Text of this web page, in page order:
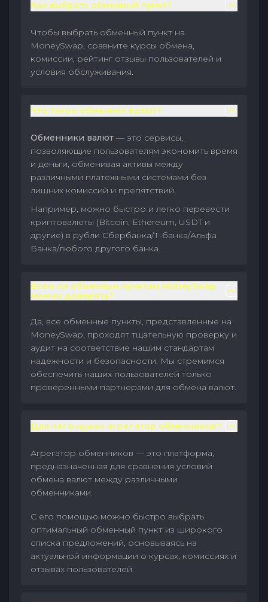
Как выбрать обменный пункт?
Чтобы выбрать обменный пункт на
MoneySwap, сравните курсы обмена,
комиссии, рейтинг отзывы пользователей и
условия обслуживания.
Что такое обменник валют?
Обменники валют — это сервисы,
позволяющие пользователям экономить время
и деньги, обменивая активы между
различными платежными системами без
лишних комиссий и препятствий.
Например, можно быстро и легко перевести
криптовалюты (Bitcoin, Ethereum, USDT и
другие) в рубли Сбербанка/Т-банка/Альфа
Банка/любого другого банка.
Всем ли обменным пунктам MoneySwap
можно доверять?
Да, все обменные пункты, представленные на
MoneySwap, проходят тщательную проверку и
аудит на соответствие нашим стандартам
надежности и безопасности. Мы стремимся
обеспечить наших пользователей только
проверенными партнерами для обмена валют.
Для чего нужен агрегатор обменников?
Агрегатор обменников — это платформа,
предназначенная для сравнения условий
обмена валют между различными
обменниками.
С его помощью можно быстро выбрать
оптимальный обменный пункт из широкого
списка предложений, основываясь на
актуальной информации о курсах, комиссиях и
отзывах пользователей.